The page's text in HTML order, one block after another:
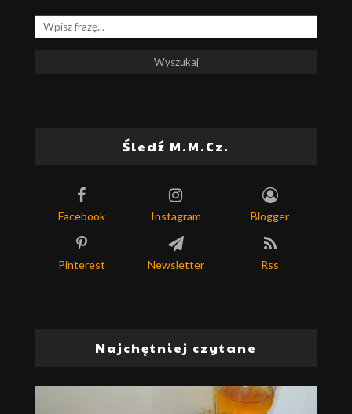
Śledź M.M.Cz.
Facebook Instagram Blogger
Pinterest Newsletter Rss
Najchętniej czytane